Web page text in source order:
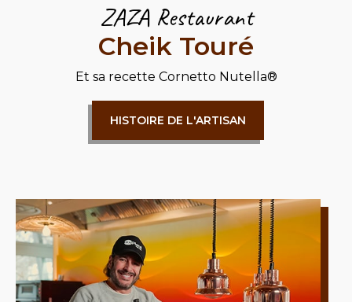
ZAZA Restaurant
Cheik Touré
Et sa recette Cornetto Nutella®
HISTOIRE DE L'ARTISAN